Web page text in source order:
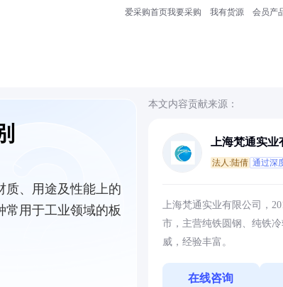
爱采购首页我要采购 我有货源 会员产
质、用途及性能上的
常用于工业领域的板
本文内容贡献来源：
上海梵通实业
法人:陆倩 通过深
上海梵通实业有限公司，
市，主营纯铁圆钢、纯铁
威，经验丰富。
在线咨询